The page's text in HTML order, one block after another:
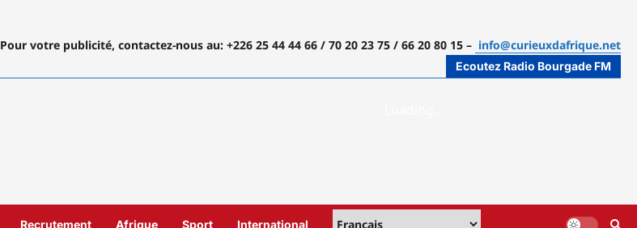
Pour votre publicité, contactez-nous au: +226 25 44 44 66 / 70 20 23 75 / 66 20 80 15 – info@curieuxdafrique.net
Ecoutez Radio Bourgade FM
Recrutement Afrique Sport International